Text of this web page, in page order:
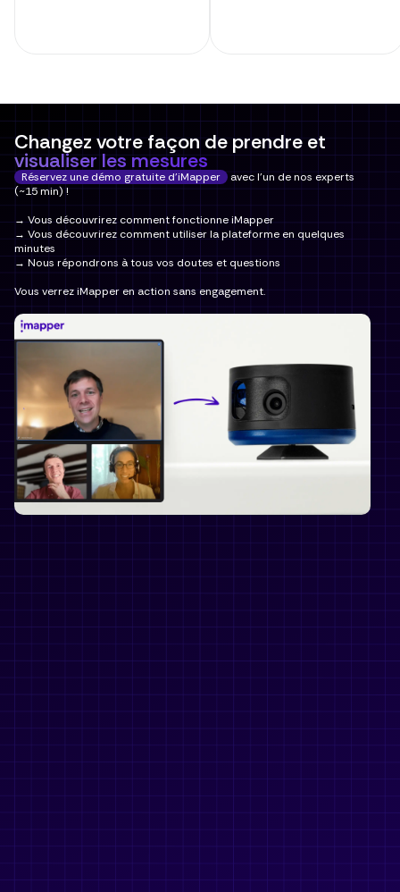
Changez votre façon de prendre et
visualiser les mesures
Réservez une démo gratuite d'iMapper avec l'un de nos experts
(~15 min) !
→ Vous découvrirez comment fonctionne iMapper
→ Vous découvrirez comment utiliser la plateforme en quelques
minutes
→ Nous répondrons à tous vos doutes et questions
Vous verrez iMapper en action sans engagement.